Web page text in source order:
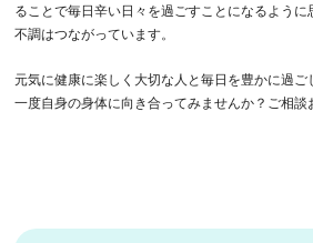
ることで毎日辛い日々を過ごすことになるよう
不調はつながっています。
元気に健康に楽しく大切な人と毎日を豊かに過
一度自身の身体に向き合ってみませんか？ご相談